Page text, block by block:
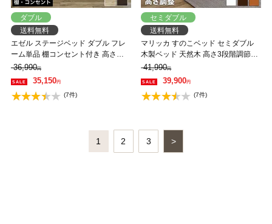
ダブル
送料無料
エゼル ステージベッド ダブル フレ
ーム単品 棚コンセント付き 高さ２
段階調整 すのこベッド ステージベ
ッド 脚付きベッド フロアベッド
【大型家具配送】
36,990円
35,150円
(7件)
セミダブル
送料無料
マリッカ すのこベッド セミダブル
木製ベッド 天然木 高さ3段階調節
棚・コンセント付き ナチュラル ホ
ワイト ブラウン 北欧調 【フレーム
のみ】 【大型家具配送】
41,990円
39,900円
(7件)
1 2 3 >